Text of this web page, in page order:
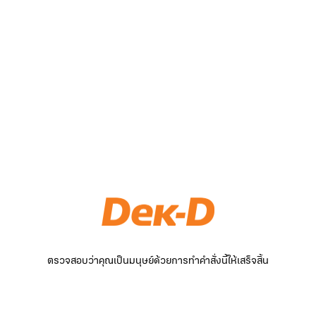
ตรวจสอบว่าคุณเป็นมนุษย์ด้วยการทำคำสั่งนี้ให้เสร็จสิ้น